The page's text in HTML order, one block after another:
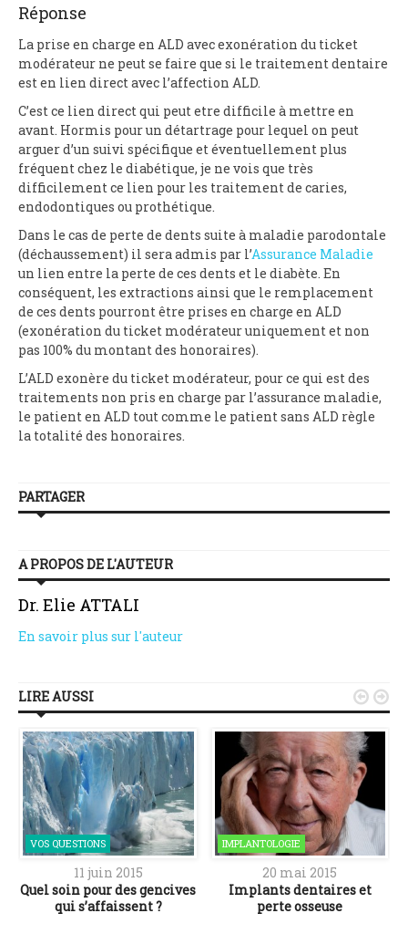
Réponse
La prise en charge en ALD avec exonération du ticket
modérateur ne peut se faire que si le traitement dentaire
est en lien direct avec l’affection ALD.
C’est ce lien direct qui peut etre difficile à mettre en
avant. Hormis pour un détartrage pour lequel on peut
arguer d’un suivi spécifique et éventuellement plus
fréquent chez le diabétique, je ne vois que très
difficilement ce lien pour les traitement de caries,
endodontiques ou prothétique.
Dans le cas de perte de dents suite à maladie parodontale
(déchaussement) il sera admis par l’Assurance Maladie
un lien entre la perte de ces dents et le diabète. En
conséquent, les extractions ainsi que le remplacement
de ces dents pourront être prises en charge en ALD
(exonération du ticket modérateur uniquement et non
pas 100% du montant des honoraires).
L’ALD exonère du ticket modérateur, pour ce qui est des
traitements non pris en charge par l’assurance maladie,
le patient en ALD tout comme le patient sans ALD règle
la totalité des honoraires.
PARTAGER
A PROPOS DE L'AUTEUR
Dr. Elie ATTALI
En savoir plus sur l'auteur
LIRE AUSSI
VOS QUESTIONS
11 juin 2015
Quel soin pour des gencives
qui s’affaissent ?
IMPLANTOLOGIE
20 mai 2015
Implants dentaires et
perte osseuse
 